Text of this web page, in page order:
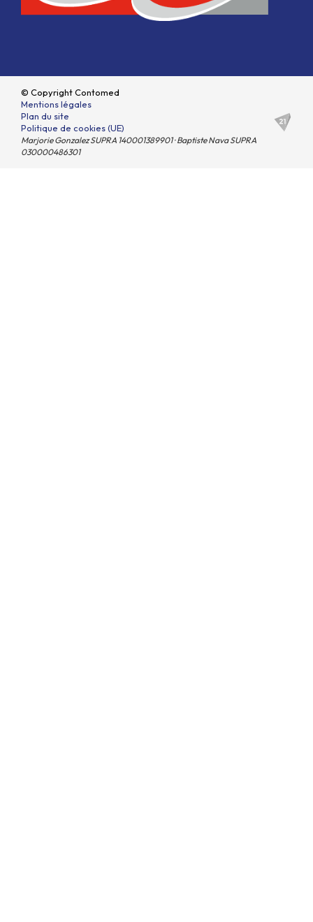
© Copyright Contomed
Mentions légales
Plan du site
Politique de cookies (UE)
Marjorie Gonzalez SUPRA 140001389901 · Baptiste Nava SUPRA
030000486301